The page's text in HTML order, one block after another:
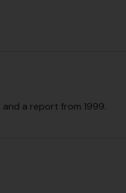
a report from 1999.